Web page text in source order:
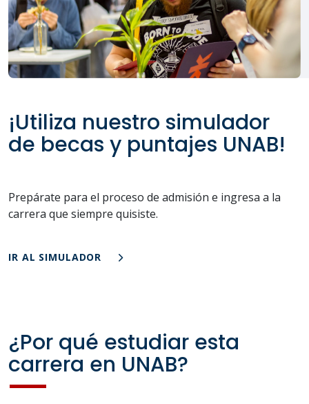
¡Utiliza nuestro simulador
de becas y puntajes UNAB!
Prepárate para el proceso de admisión e ingresa a la
carrera que siempre quisiste.
IR AL SIMULADOR
¿Por qué estudiar esta
carrera en UNAB?